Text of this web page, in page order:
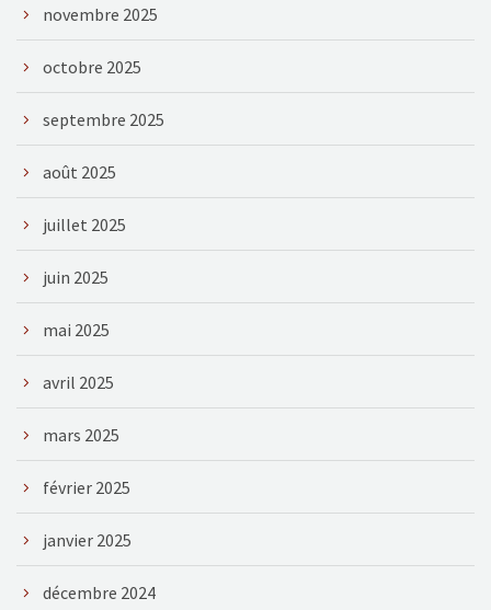
novembre 2025
octobre 2025
septembre 2025
août 2025
juillet 2025
juin 2025
mai 2025
avril 2025
mars 2025
février 2025
janvier 2025
décembre 2024